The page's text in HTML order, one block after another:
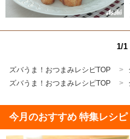
1/1
ズバうま！おつまみレシピTOP
ズバうま！おつまみレシピTOP
今月のおすすめ 特集レシピ